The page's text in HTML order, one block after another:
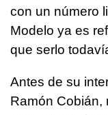
con un número
Modelo ya es
que serlo
Antes de su
Ramón Cobián,